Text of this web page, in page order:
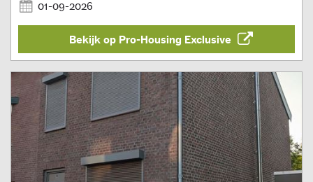
01-09-2026
Bekijk op Pro-Housing Exclusive